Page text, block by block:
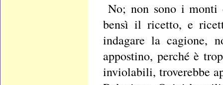
No; non sono i monti
bensì il ricetto, e
indagare la cagione,
appostino, perché è
inviolabili, troverebbe